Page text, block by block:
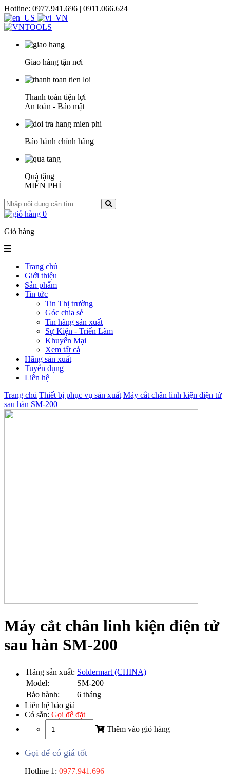
Hotline: 0977.941.696 | 0911.066.624
Giao hàng tận nơi
Thanh toán tiện lợi
An toàn - Bảo mật
Bảo hành chính hãng
Quà tặng
MIỄN PHÍ
0
Giỏ hàng
Trang chủ
Giới thiệu
Sản phẩm
Tin tức
Tin Thị trường
Góc chia sẻ
Tin hãng sản xuất
Sự Kiện - Triển Lãm
Khuyến Mại
Xem tất cả
Hãng sản xuất
Tuyển dụng
Liên hệ
Trang chủ Thiết bị phục vụ sản xuất Máy cắt chân linh kiện điện tử
sau hàn SM-200
Máy cắt chân linh kiện điện tử
sau hàn SM-200
Hãng sản xuất: Soldermart (CHINA)
Model:
SM-200
Bảo hành:
6 tháng
Liên hệ báo giá
Có sẵn: Gọi để đặt
Thêm vào giỏ hàng
Gọi để có giá tốt
Hotline 1: 0977.941.696